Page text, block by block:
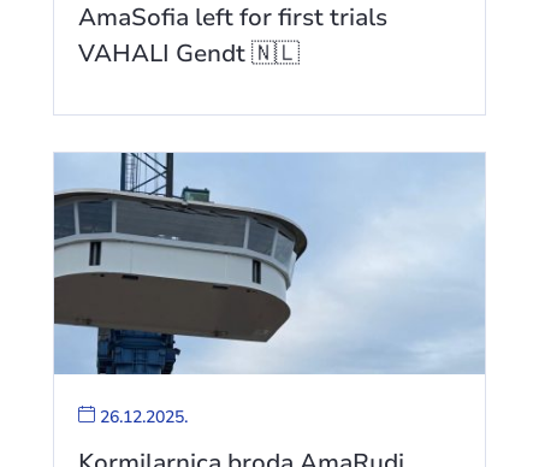
AmaSofia left for first trials
VAHALI Gendt 🇳🇱
26.12.2025.